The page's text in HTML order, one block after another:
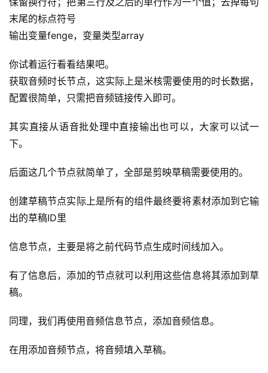
末尾的标点符号
输出变量fenge，变量类型array
你试着运行看看结果吧。
获取音频时长节点，这实际上是米核需要使用的时长数据，
配置很简单，只需把音频链接传入即可。
其实直接从语音批处理中直接输出也可以，大家可以试一
下。
后面这几个节点就简单了，全部是剪映草稿需要使用的。
创建草稿节点实际上是所有的组件最终要将素材添加到它输
出的草稿ID里
信息节点，主要是将之前代码节点生成时间线加入。
有了信息后，添加的节点就可以利用这些信息将其添加到草
稿。
同理，我们再使用音频信息节点，添加音频信息。
在用添加音频节点，将音频填入草稿。